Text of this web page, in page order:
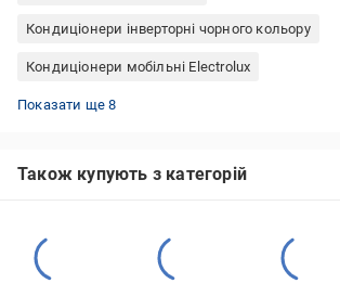
Кондиціонери інверторні чорного кольору
Кондиціонери мобільні Electrolux
Кондиціонери мобільні 12 btu
Інверторні кондиціонери OSAKA
Кондиціонери інверторні Gree
Мобільні кондиціонери охолодження та обігрів
Кондиціонери мобільні 7 btu
Кондиціонери інверторні SENSEI
Кондиціонери мобільні 9 btu
Кондиціонери Haier інверторні
Показати ще 8
Також купують з категорій